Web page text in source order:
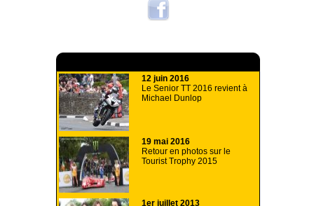
12 juin 2016
Le Senior TT 2016 revient à
Michael Dunlop
19 mai 2016
Retour en photos sur le
Tourist Trophy 2015
1er juillet 2013